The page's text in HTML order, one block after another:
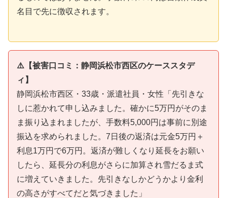
名目で先に徴収されます。
⚠️【被害口コミ：静岡浜松市西区のケーススタデ
ィ】
静岡浜松市西区・33歳・派遣社員・女性「先引きな
しに惹かれて申し込みました。確かに5万円がそのま
ま振り込まれましたが、手数料5,000円は事前に別途
振込を求められました。7日後の返済は元金5万円＋
利息1万円で6万円。返済が難しくなり延長をお願い
したら、延長分の利息がさらに加算され雪だるま式
に増えていきました。先引きなしかどうかより金利
の高さがすべてだと気づきました」